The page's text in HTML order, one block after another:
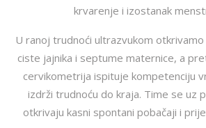
krvarenje i izostanak
U ranoj trudnoći ultrazvukom
ciste jajnika i septume maternice, a
cervikometrija ispituje kompetenciju
izdrži trudnoću do kraja. Time se uz
otkrivaju kasni spontani pobačaji i